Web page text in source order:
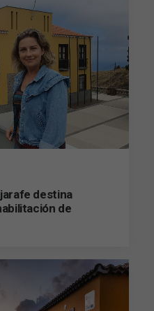
destina
de
Experiencia
Para que
nuestra web
funcione lo
mejor posible
durante tu
visita. Si
rechaza estas
cookies,
algunas
funcionalidades
comportamiento
mientras visitas
nuestro sitio,
aumentas la